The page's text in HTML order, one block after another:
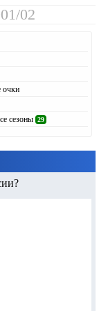
02
очки
сезоны 29